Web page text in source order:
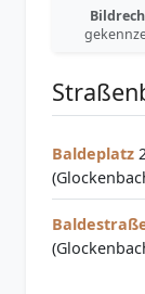
Baldeplatz